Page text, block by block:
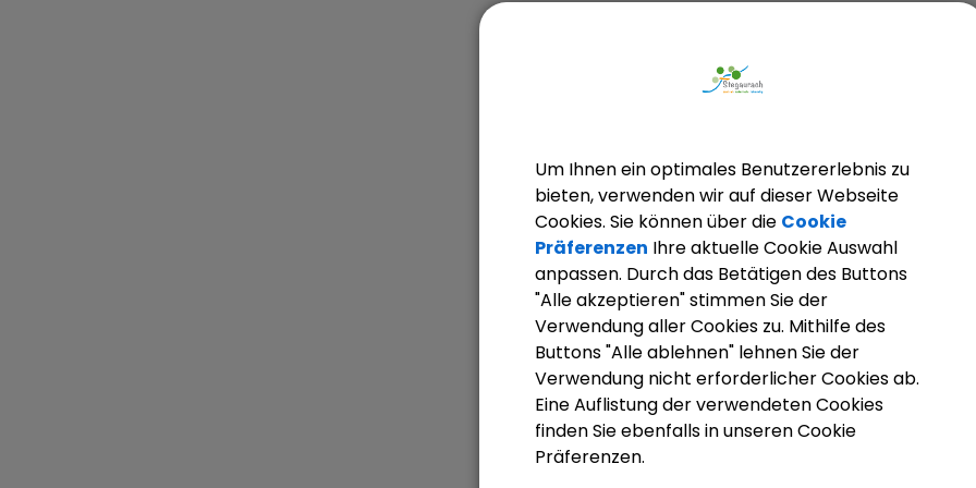
Gemeindestraßen, Wege und Plätze; Widmung
Gemeindestraßen; Informationen zum
Gewässer dritter Ordnung; Informationen zur
Gewässerunterhaltung
Gewerbeansiedlung; Ausweis von
Grundstücke; Betretungs- und Befahrverbot
Grundstücke; Durchführung einer Umlegung
Grünordnungsplan; Informationen zur Aufstellung
Hauptabfahrt und Hauptskiwanderweg; Anzeige
Bereitung eines Hindernisses
Hauptabfahrt und Hauptskiwanderweg;
Nutzungserlaubnis
Innenbereichssatzung; Erlass
Kommunale Fernwärmeversorgung;
Um Ihnen ein optimales Benutzererlebnis zu
bieten, verwenden wir auf dieser Webseite
Cookies. Sie können über die Cookie
Präferenzen Ihre aktuelle Cookie Auswahl
anpassen. Durch das Betätigen des Buttons
"Alle akzeptieren" stimmen Sie der
Verwendung aller Cookies zu. Mithilfe des
Buttons "Alle ablehnen" lehnen Sie der
Verwendung nicht erforderlicher Cookies ab.
Eine Auflistung der verwendeten Cookies
finden Sie ebenfalls in unseren Cookie
Präferenzen.